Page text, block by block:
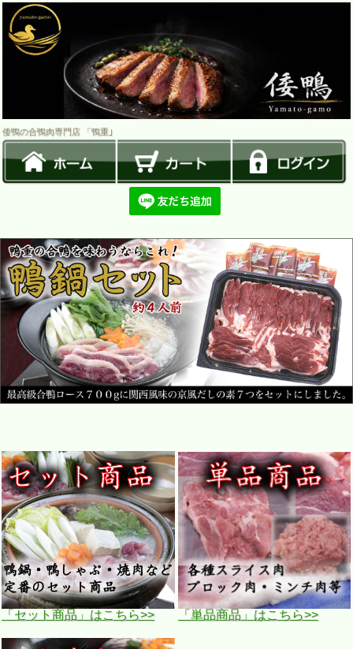
倭鴨の合鴨肉専門店 「鴨重｣
「セット商品」はこちら>> 「単品商品」はこちら>>